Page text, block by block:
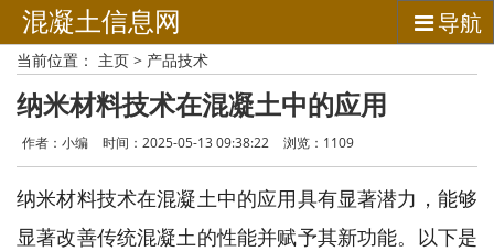
混凝土信息网 导航
当前位置： 主页 > 产品技术
纳米材料技术在混凝土中的应用
作者：小编 时间：2025-05-13 09:38:22 浏览： 1109
纳米材料技术在混凝土中的应用具有显著潜力，能够
显著改善传统混凝土的性能并赋予其新功能。以下是